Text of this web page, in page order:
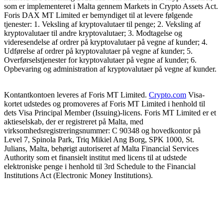
som er implementeret i Malta gennem Markets in Crypto Assets Act.
Foris DAX MT Limited er bemyndiget til at levere følgende
tjenester: 1. Veksling af kryptovalutaer til penge; 2. Veksling af
kryptovalutaer til andre kryptovalutaer; 3. Modtagelse og
videresendelse af ordrer på kryptovalutaer på vegne af kunder; 4.
Udførelse af ordrer på kryptovalutaer på vegne af kunder; 5.
Overførselstjenester for kryptovalutaer på vegne af kunder; 6.
Opbevaring og administration af kryptovalutaer på vegne af kunder.
Kontantkontoen leveres af Foris MT Limited. Crypto.com Visa-
kortet udstedes og promoveres af Foris MT Limited i henhold til
dets Visa Principal Member (Issuing)-licens. Foris MT Limited er et
aktieselskab, der er registreret på Malta, med
virksomhedsregistreringsnummer: C 90348 og hovedkontor på
Level 7, Spinola Park, Triq Mikiel Ang Borg, SPK 1000, St.
Julians, Malta, behørigt autoriseret af Malta Financial Services
Authority som et finansielt institut med licens til at udstede
elektroniske penge i henhold til 3rd Schedule to the Financial
Institutions Act (Electronic Money Institutions).